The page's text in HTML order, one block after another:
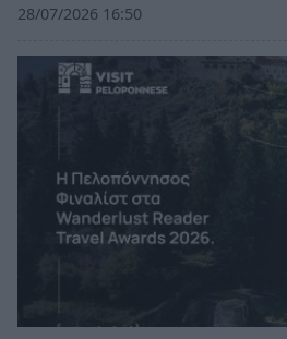
28/07/2026 16:50